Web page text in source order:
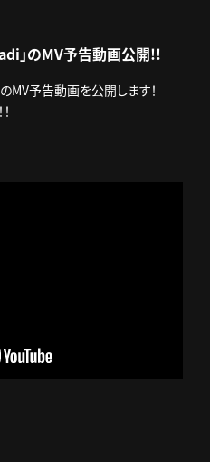
」のMV予告動画公開!!
MV予告動画を公開します！